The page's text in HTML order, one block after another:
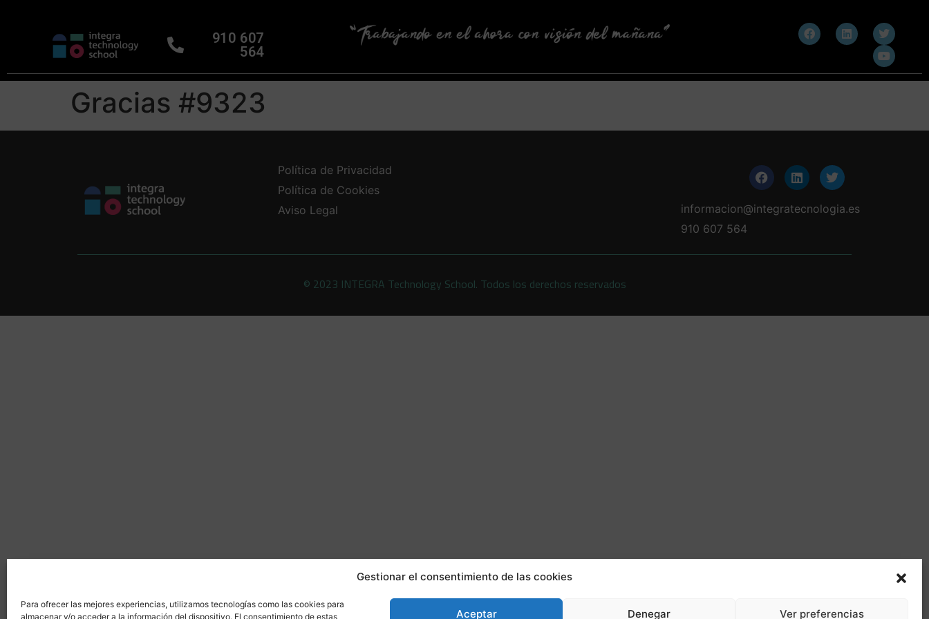
Gestionar el consentimiento de las cookies
Para ofrecer las mejores experiencias, utilizamos tecnologías como las cookies para
almacenar y/o acceder a la información del dispositivo. El consentimiento de estas
Aceptar Denegar Ver preferencias
910 607
564
Gracias #9323
Política de Privacidad
Política de Cookies
Aviso Legal
informacion@integratecnologia.es
910 607 564
© 2023 INTEGRA Technology School. Todos los derechos reservados